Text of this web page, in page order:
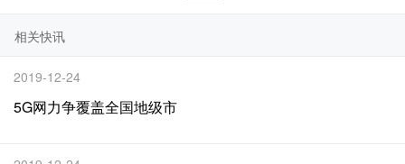
相关快讯
2019-12-24
5G网力争覆盖全国地级市